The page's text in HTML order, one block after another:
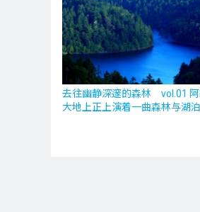
去往幽静深邃的森林 vol.01
大地上正上演着一曲森林与湖